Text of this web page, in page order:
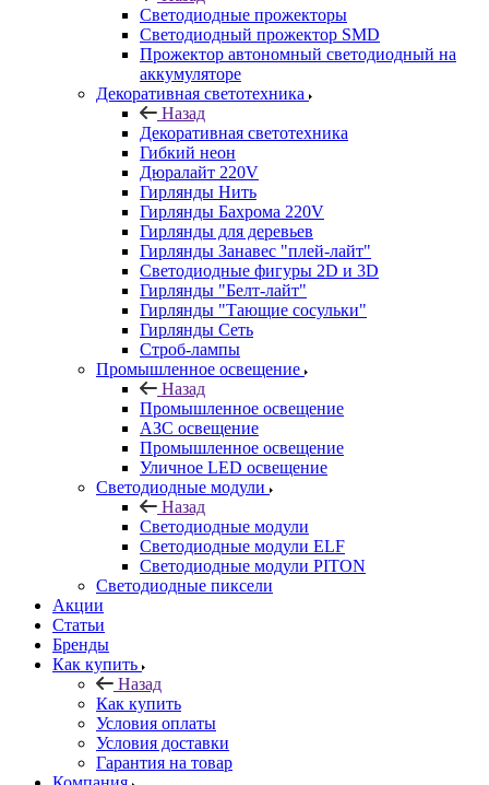
Светодиодные прожекторы
Светодиодный прожектор SMD
Прожектор автономный светодиодный на
аккумуляторе
Декоративная светотехника
Назад
Декоративная светотехника
Гибкий неон
Дюралайт 220V
Гирлянды Нить
Гирлянды Бахрома 220V
Гирлянды для деревьев
Гирлянды Занавес "плей-лайт"
Светодиодные фигуры 2D и 3D
Гирлянды "Белт-лайт"
Гирлянды "Тающие сосульки"
Гирлянды Сеть
Строб-лампы
Промышленное освещение
Назад
Промышленное освещение
АЗС освещение
Промышленное освещение
Уличное LED освещение
Светодиодные модули
Назад
Светодиодные модули
Светодиодные модули ELF
Светодиодные модули PITON
Светодиодные пиксели
Акции
Статьи
Бренды
Как купить
Назад
Как купить
Условия оплаты
Условия доставки
Гарантия на товар